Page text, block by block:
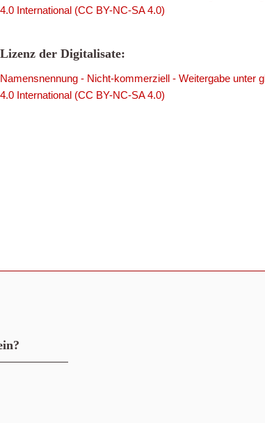
4.0 International (CC BY-NC-SA 4.0)
Lizenz der Digitalisate:
Namensnennung - Nicht-kommerziell - Weitergabe unter
4.0 International (CC BY-NC-SA 4.0)